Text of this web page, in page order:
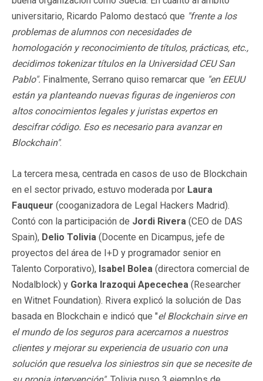
universitario, Ricardo Palomo destacó que "frente a los
problemas de alumnos con necesidades de
homologación y reconocimiento de títulos, prácticas, etc.,
decidimos tokenizar títulos en la Universidad CEU San
Pablo". Finalmente, Serrano quiso remarcar que "en EEUU
están ya planteando nuevas figuras de ingenieros con
altos conocimientos legales y juristas expertos en
descifrar código. Eso es necesario para avanzar en
Blockchain".
La tercera mesa, centrada en casos de uso de Blockchain
en el sector privado, estuvo moderada por Laura
Fauqueur (cooganizadora de Legal Hackers Madrid).
Contó con la participación de Jordi Rivera (CEO de DAS
Spain), Delio Tolivia (Docente en Dicampus, jefe de
proyectos del área de I+D y programador senior en
Talento Corporativo), Isabel Bolea (directora comercial de
Nodalblock) y Gorka Irazoqui Apecechea (Researcher
en Witnet Foundation). Rivera explicó la solución de Das
basada en Blockchain e indicó que "el Blockchain sirve en
el mundo de los seguros para acercarnos a nuestros
clientes y mejorar su experiencia de usuario con una
solución que resuelva los siniestros sin que se necesite de